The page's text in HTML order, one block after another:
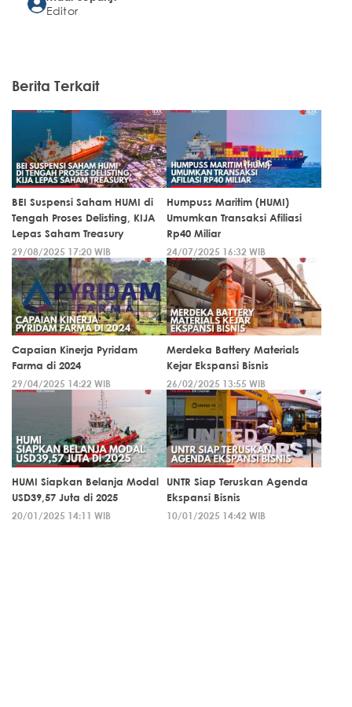
Editor
Berita Terkait
BEI Suspensi Saham HUMI di
Tengah Proses Delisting, KIJA
Lepas Saham Treasury
29/08/2025 17:20 WIB
Humpuss Maritim (HUMI)
Umumkan Transaksi Afiliasi
Rp40 Miliar
24/07/2025 16:32 WIB
Capaian Kinerja Pyridam
Farma di 2024
29/04/2025 14:22 WIB
Merdeka Battery Materials
Kejar Ekspansi Bisnis
26/02/2025 13:55 WIB
HUMI Siapkan Belanja Modal
USD39,57 Juta di 2025
20/01/2025 14:11 WIB
UNTR Siap Teruskan Agenda
Ekspansi Bisnis
10/01/2025 14:42 WIB